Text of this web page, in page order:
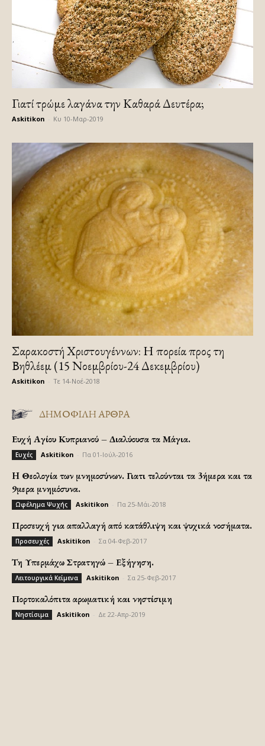
Γιατί τρώμε λαγάνα την Καθαρά Δευτέρα;
Askitikon Κυ 10-Μαρ-2019
Σαρακοστή Χριστουγέννων: Η πορεία προς τη
Βηθλέεμ (15 Νοεμβρίου-24 Δεκεμβρίου)
Askitikon Τε 14-Νοέ-2018
ΔΗΜΟΦΙΛΗ ΑΡΘΡΑ
Ευχή Αγίου Κυπριανού – Διαλύουσα τα Μάγια.
Ευχές Askitikon Πα 01-Ιούλ-2016
H Θεολογία των μνημοσύνων. Γιατι τελούνται τα 3ήμερα και τα
9μερα μνημόσυνα.
Ωφέλημα Ψυχής Askitikon Πα 25-Μάι-2018
Προσευχή για απαλλαγή από κατάθλιψη και ψυχικά νοσήματα.
Προσευχές Askitikon Σα 04-Φεβ-2017
Τη Υπερμάχω Στρατηγώ – Εξήγηση.
Λειτουργικά Κείμενα Askitikon Σα 25-Φεβ-2017
Πορτοκαλόπιτα αρωματική και νηστίσιμη
Νηστίσιμα Askitikon Δε 22-Απρ-2019